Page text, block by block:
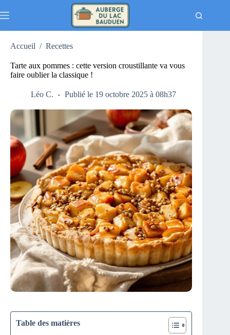
au
Accueil / Recettes
Tarte aux pommes : cette version croustillante va vous
faire oublier la classique !
Léo C. Publié le 19 octobre 2025 à 08h37
Table des matières